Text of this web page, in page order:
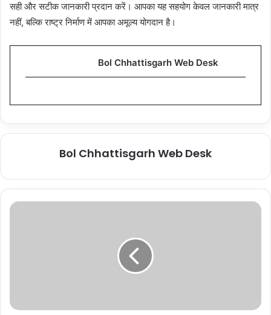
सही और सटीक जानकारी प्रदान करें। आपका यह सहयोग केवल जानकारी मात्र
नहीं, बल्कि राष्ट्र निर्माण में आपका अमूल्य योगदान है।
Bol Chhattisgarh Web Desk
Bol Chhattisgarh Web Desk